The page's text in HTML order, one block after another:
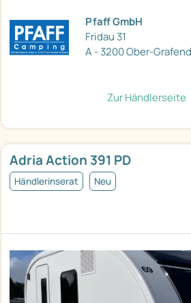
Pfaff GmbH
Fridau 31
A - 3200 Ober-
Zur Händlerseite
Adria Action 391 PD
Händlerinserat Neu